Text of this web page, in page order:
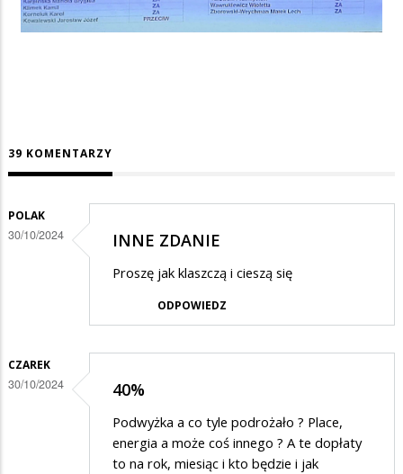
39 KOMENTARZY
POLAK
30/10/2024 INNE ZDANIE
Proszę jak klaszczą i cieszą się
ODPOWIEDZ
CZAREK
30/10/2024 40%
Podwyżka a co tyle podrożało ? Place,
energia a może coś innego ? A te dopłaty
to na rok, miesiąc i kto będzie i jak